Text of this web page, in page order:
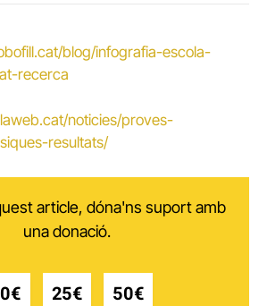
blog/infografia-escola-
recerca
noticies/proves-
resultats/
article, dóna'ns suport amb
una donació.
25€ 50€